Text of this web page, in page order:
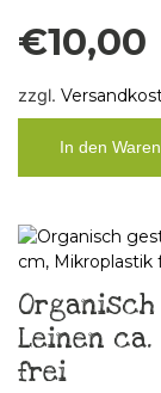
€10,00
zzgl.
In den
Leinen
frei